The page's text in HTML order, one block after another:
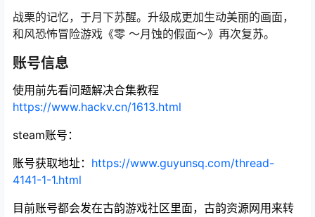
战栗的记忆，于月下苏醒。升级成更加生动美丽的画面，
和风恐怖冒险游戏《零 ～月蚀的假面～》再次复苏。
账号信息
使用前先看问题解决合集教程
https://www.hackv.cn/1613.html
steam账号：
账号获取地址： https://www.guyunsq.com/thread-
4141-1-1.html
目前账号都会发在古韵游戏社区里面，古韵资源网用来转